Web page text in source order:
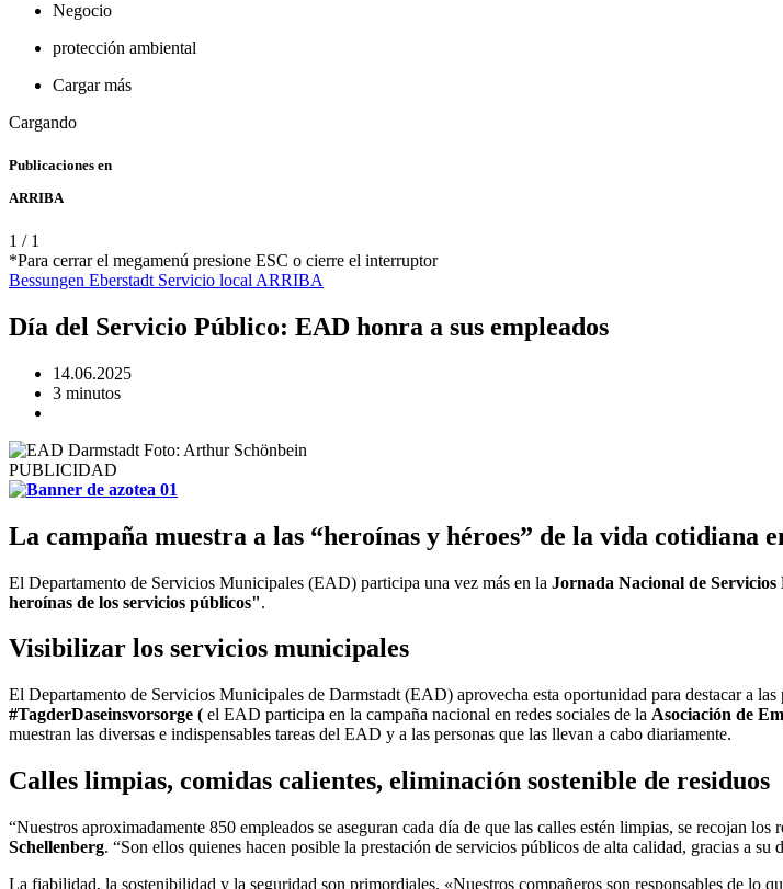
Negocio
protección ambiental
Cargar más
Cargando
Publicaciones en
ARRIBA
1 / 1
*Para cerrar el megamenú presione ESC o cierre el interruptor
Bessungen Eberstadt Servicio local ARRIBA
Día del Servicio Público: EAD honra a sus empleados
14.06.2025
3 minutos
PUBLICIDAD
La campaña muestra a las “heroínas y héroes” de la vida cotidiana
El Departamento de Servicios Municipales (EAD) participa una vez más en la Jornada Nacional de Servicios
heroínas de los servicios públicos".
Visibilizar los servicios municipales
El Departamento de Servicios Municipales de Darmstadt (EAD) aprovecha esta oportunidad para destacar a
#TagderDaseinsvorsorge ( el EAD participa en la campaña nacional en redes sociales de la Asociación de
muestran las diversas e indispensables tareas del EAD y a las personas que las llevan a cabo diariamente.
Calles limpias, comidas calientes, eliminación sostenible de residuos
“Nuestros aproximadamente 850 empleados se aseguran cada día de que las calles estén limpias, se recojan
Schellenberg. “Son ellos quienes hacen posible la prestación de servicios públicos de alta calidad, gracias a
La fiabilidad, la sostenibilidad y la seguridad son primordiales. «Nuestros compañeros son responsables de lo